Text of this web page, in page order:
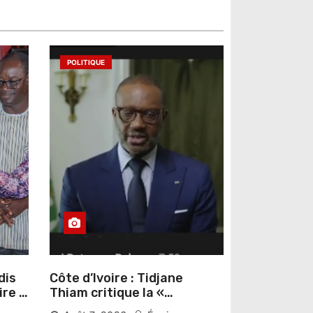
»
POLITIQUE
Côte d’Ivoire : Tidjane
Thiam critique la «
judiciarisation » de la